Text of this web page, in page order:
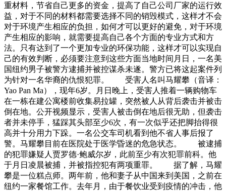
重材料，节省自己更多的资金，提高了自己公司厂家的运行效
益，对于不同的材料都需要选择不同的销毁模式，这样才不会
对于环境产生相应的负担，如何才可以更好的避免，对于环境
产生相应的影响，就需要提高自己各个方面的专业方式和方
法。只有达到了一个更加专业的环保功能，这样才可以实现自
己的有效判断，必须要注意到这些方面当地时间月日，一名美
国纽约男子被警方逮捕并被控谋杀未遂。警方已将这起案件列
为针对一名华裔的仇恨犯罪。 受害人名叫马耀攀（音译：
Yao Pan Ma），现年6岁。月日晚上，受害人推着一辆购物车
在一栋在建公寓楼前收集易拉罐，突然被人从背后袭击并被击
倒在地。公开视频显示，受害人被击倒在地后很无助，但袭击
者并未停手，猛踩其头部至少6次，有一次似乎还把脚抬得很
高并十分用力下跺。一名公交车司机看到他不省人事后报了
警。马耀攀目前在医院处于医学昏迷的危急状态。 被逮捕
的犯罪嫌疑人贾罗德·鲍威尔岁，此前至少有次犯罪前科。他
于月日凌晨被捕，并被指控犯有两项重罪。 据了解，马耀
攀是一位糕点师。两年前，他和妻子从中国来到美国，之前在
纽约一家餐馆工作。去年月，由于餐饮业受到疫情的冲击，他